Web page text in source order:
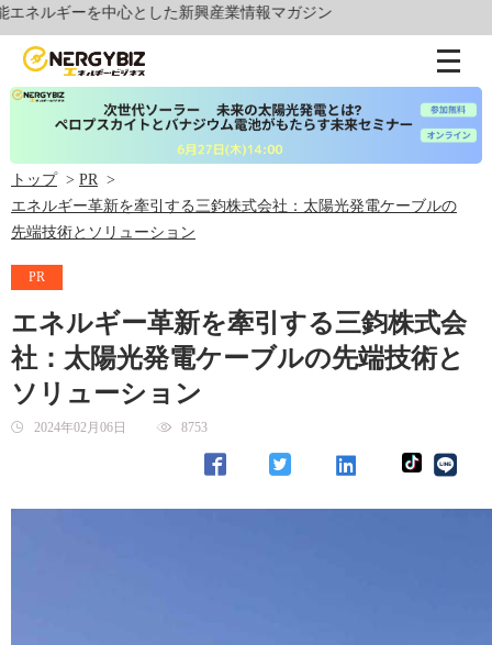
を中心とした新興産業情報マガジン
トップ
PR
エネルギー革新を牽引する三鈞株式会社：太陽光発電ケーブルの
先端技術とソリューション
PR
エネルギー革新を牽引する三鈞株式会
社：太陽光発電ケーブルの先端技術と
ソリューション
2024年02月06日 8753